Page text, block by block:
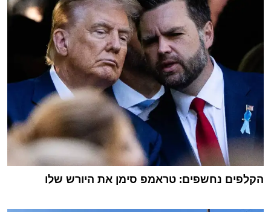
הקלפים נחשפים: טראמפ סימן את היורש שלו